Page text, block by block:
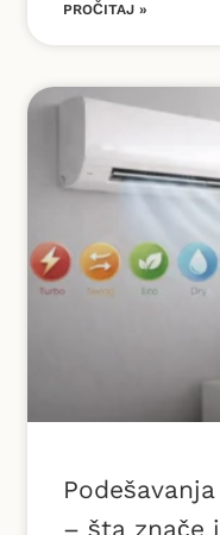
PROČITAJ »
– šta znače